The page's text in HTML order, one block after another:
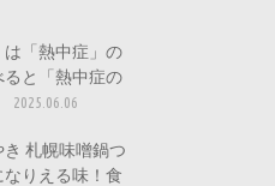
は「熱中症」の
ると「熱中症の
2025.06.06
き 札幌味噌鍋つ
りえる味！食